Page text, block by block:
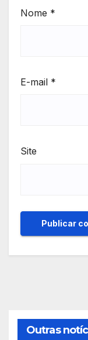
Nome *
E-mail *
Site
Outras